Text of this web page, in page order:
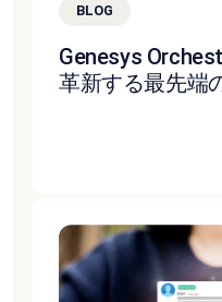
BLOG
Genesys
革新する最先端